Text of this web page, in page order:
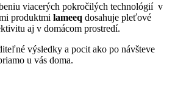
viacerých pokročilých technológií v
produktmi lameeq dosahuje pleťové
aj v domácom prostredí.
výsledky a pocit ako po návšteve
u vás doma.